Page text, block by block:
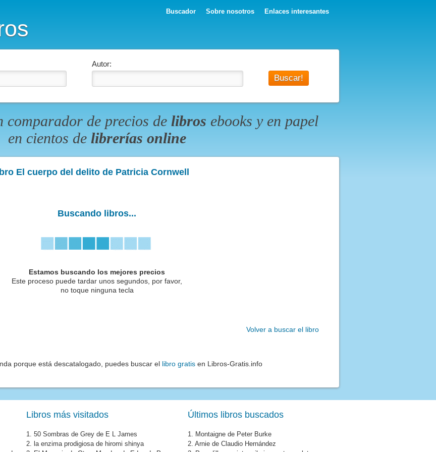
Buscador Sobre nosotros Enlaces interesantes
Autor:
comparador de precios de libros ebooks y en papel
en cientos de librerías online
El cuerpo del delito de Patricia Cornwell
Buscando libros...
Estamos buscando los mejores precios
Este proceso puede tardar unos segundos, por favor,
no toque ninguna tecla
Volver a buscar el libro
porque está descatalogado, puedes buscar el libro gratis en Libros-Gratis.info
Libros más visitados
1. 50 Sombras de Grey de E L James
2. la enzima prodigiosa de hiromi shinya
Últimos libros buscados
1. Montaigne de Peter Burke
2. Arnie de Claudio Hernández